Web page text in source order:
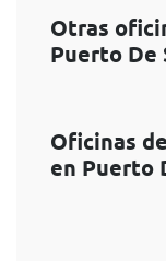
Otras
Puerto De
Oficinas
en Puerto